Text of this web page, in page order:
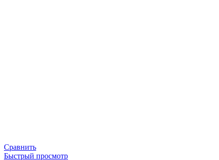
Сравнить
Быстрый просмотр